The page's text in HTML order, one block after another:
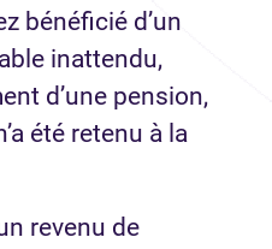
bénéficié d’un
inattendu,
d’une pension,
été retenu à la
revenu de